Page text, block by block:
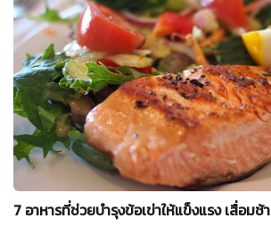
7 อาหารที่ช่วยบำรุงข้อเข่าให้แข็งแรง เสื่อมช้า